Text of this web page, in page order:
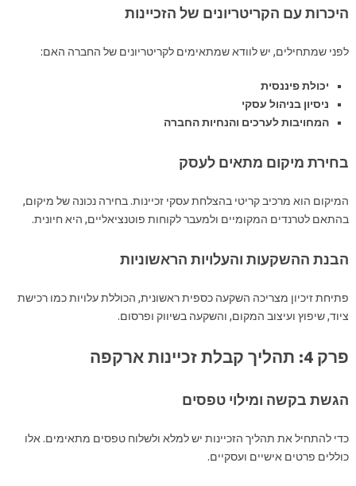
היכרות עם הקריטריונים של הזכיינות
לפני שמתחילים, יש לוודא שמתאימים לקריטריונים של החברה האם:
יכולת פיננסית
ניסיון בניהול עסקי
המחויבות לערכים והנחיות החברה
בחירת מיקום מתאים לעסק
המיקום הוא מרכיב קריטי בהצלחת עסקי זכיינות. בחירה נכונה של מיקום,
בהתאם לטרנדים המקומיים ולמעבר לקוחות פוטנציאליים, היא חיונית.
הבנת ההשקעות והעלויות הראשוניות
פתיחת זיכיון מצריכה השקעה כספית ראשונית, הכוללת עלויות כמו רכישת
ציוד, שיפוץ ועיצוב המקום, והשקעה בשיווק ופרסום.
פרק 4: תהליך קבלת זכיינות ארקפה
הגשת בקשה ומילוי טפסים
כדי להתחיל את תהליך הזכיינות יש למלא ולשלוח טפסים מתאימים. אלו
כוללים פרטים אישיים ועסקיים.